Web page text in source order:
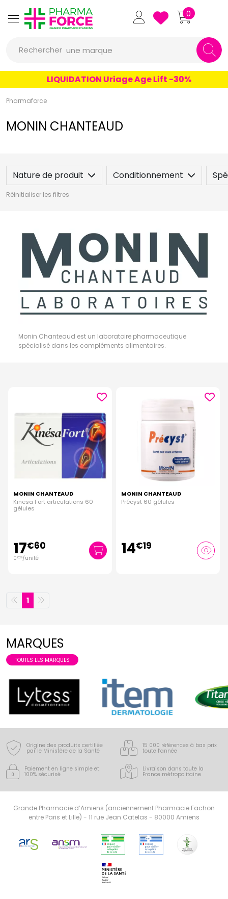
Pharmaforce Grande Pharmacie
0
Rechercher
un conseil
un produit
une marque
LIQUIDATION Uriage Age Lift -30%
Pharmaforce
MONIN CHANTEAUD
Nature de produit Conditionnement
Réinitialiser les filtres
Monin Chanteaud est un laboratoire pharmaceutique
spécialisé dans les compléments alimentaires.
MONIN CHANTEAUD
Kinesa Fort articulations 60
gélules
17€60
0€29/unité
MONIN CHANTEAUD
Précyst 60 gélules
14€19
1
MARQUES
TOUTES LES MARQUES
Origine des produits certifiée
par le Ministère de la Santé
15 000 références à bas prix
toute l’année
Paiement en ligne simple et
100% sécurisé
Livraison dans toute la
France métropolitaine
Grande Pharmacie d’Amiens (anciennement Pharmacie Fachon
entre Paris et Lille) - 11 rue Jean Catelas - 80000 Amiens